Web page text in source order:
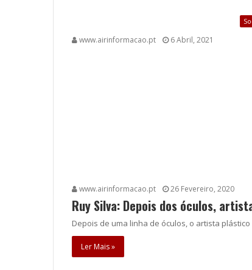
www.airinformacao.pt 6 Abril, 2021
www.airinformacao.pt 26 Fevereiro, 2020
Ruy Silva: Depois dos óculos,
Depois de uma linha de óculos, o artista
Ler Mais »